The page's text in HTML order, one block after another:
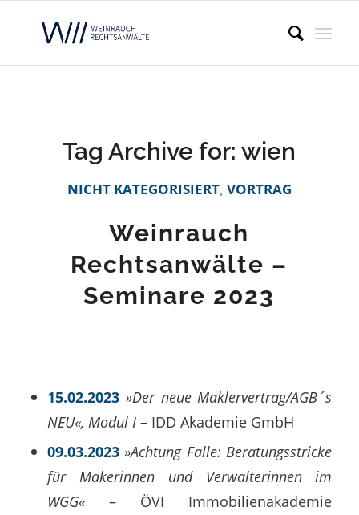
Tag Archive for:wien
NICHT KATEGORISIERT, VORTRAG
Weinrauch
Rechtsanwälte –
Seminare 2023
15.02.2023 »Der neue Maklervertrag/AGB´s
NEU«, Modul I– IDD Akademie GmbH
09.03.2023 »Achtung Falle: Beratungsstricke
für Makerinnen und Verwalterinnen im
WGG«– ÖVI Immobilienakademie